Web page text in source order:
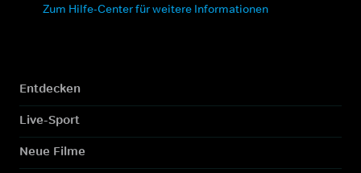
Zum Hilfe-Center für weitere Informationen
Entdecken
Live-Sport
Neue Filme